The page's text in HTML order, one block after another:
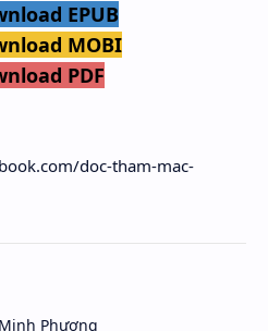
EPUB
MOBI
PDF
doc-tham-mac-